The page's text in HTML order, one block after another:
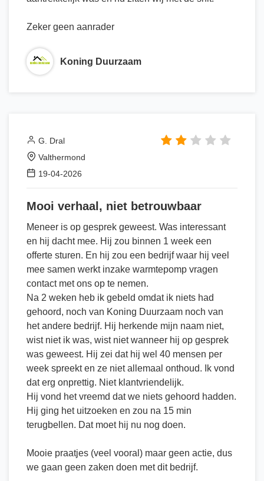
Zeker geen aanrader
Koning Duurzaam
G. Dral
Valthermond
19-04-2026
Mooi verhaal, niet betrouwbaar
Meneer is op gesprek geweest. Was interessant
en hij dacht mee. Hij zou binnen 1 week een
offerte sturen. En hij zou een bedrijf waar hij veel
mee samen werkt inzake warmtepomp vragen
contact met ons op te nemen.
Na 2 weken heb ik gebeld omdat ik niets had
gehoord, noch van Koning Duurzaam noch van
het andere bedrijf. Hij herkende mijn naam niet,
wist niet ik was, wist niet wanneer hij op gesprek
was geweest. Hij zei dat hij wel 40 mensen per
week spreekt en ze niet allemaal onthoud. Ik vond
dat erg onprettig. Niet klantvriendelijk.
Hij vond het vreemd dat we niets gehoord hadden.
Hij ging het uitzoeken en zou na 15 min
terugbellen. Dat moet hij nu nog doen.
Mooie praatjes (veel vooral) maar geen actie, dus
we gaan geen zaken doen met dit bedrijf.